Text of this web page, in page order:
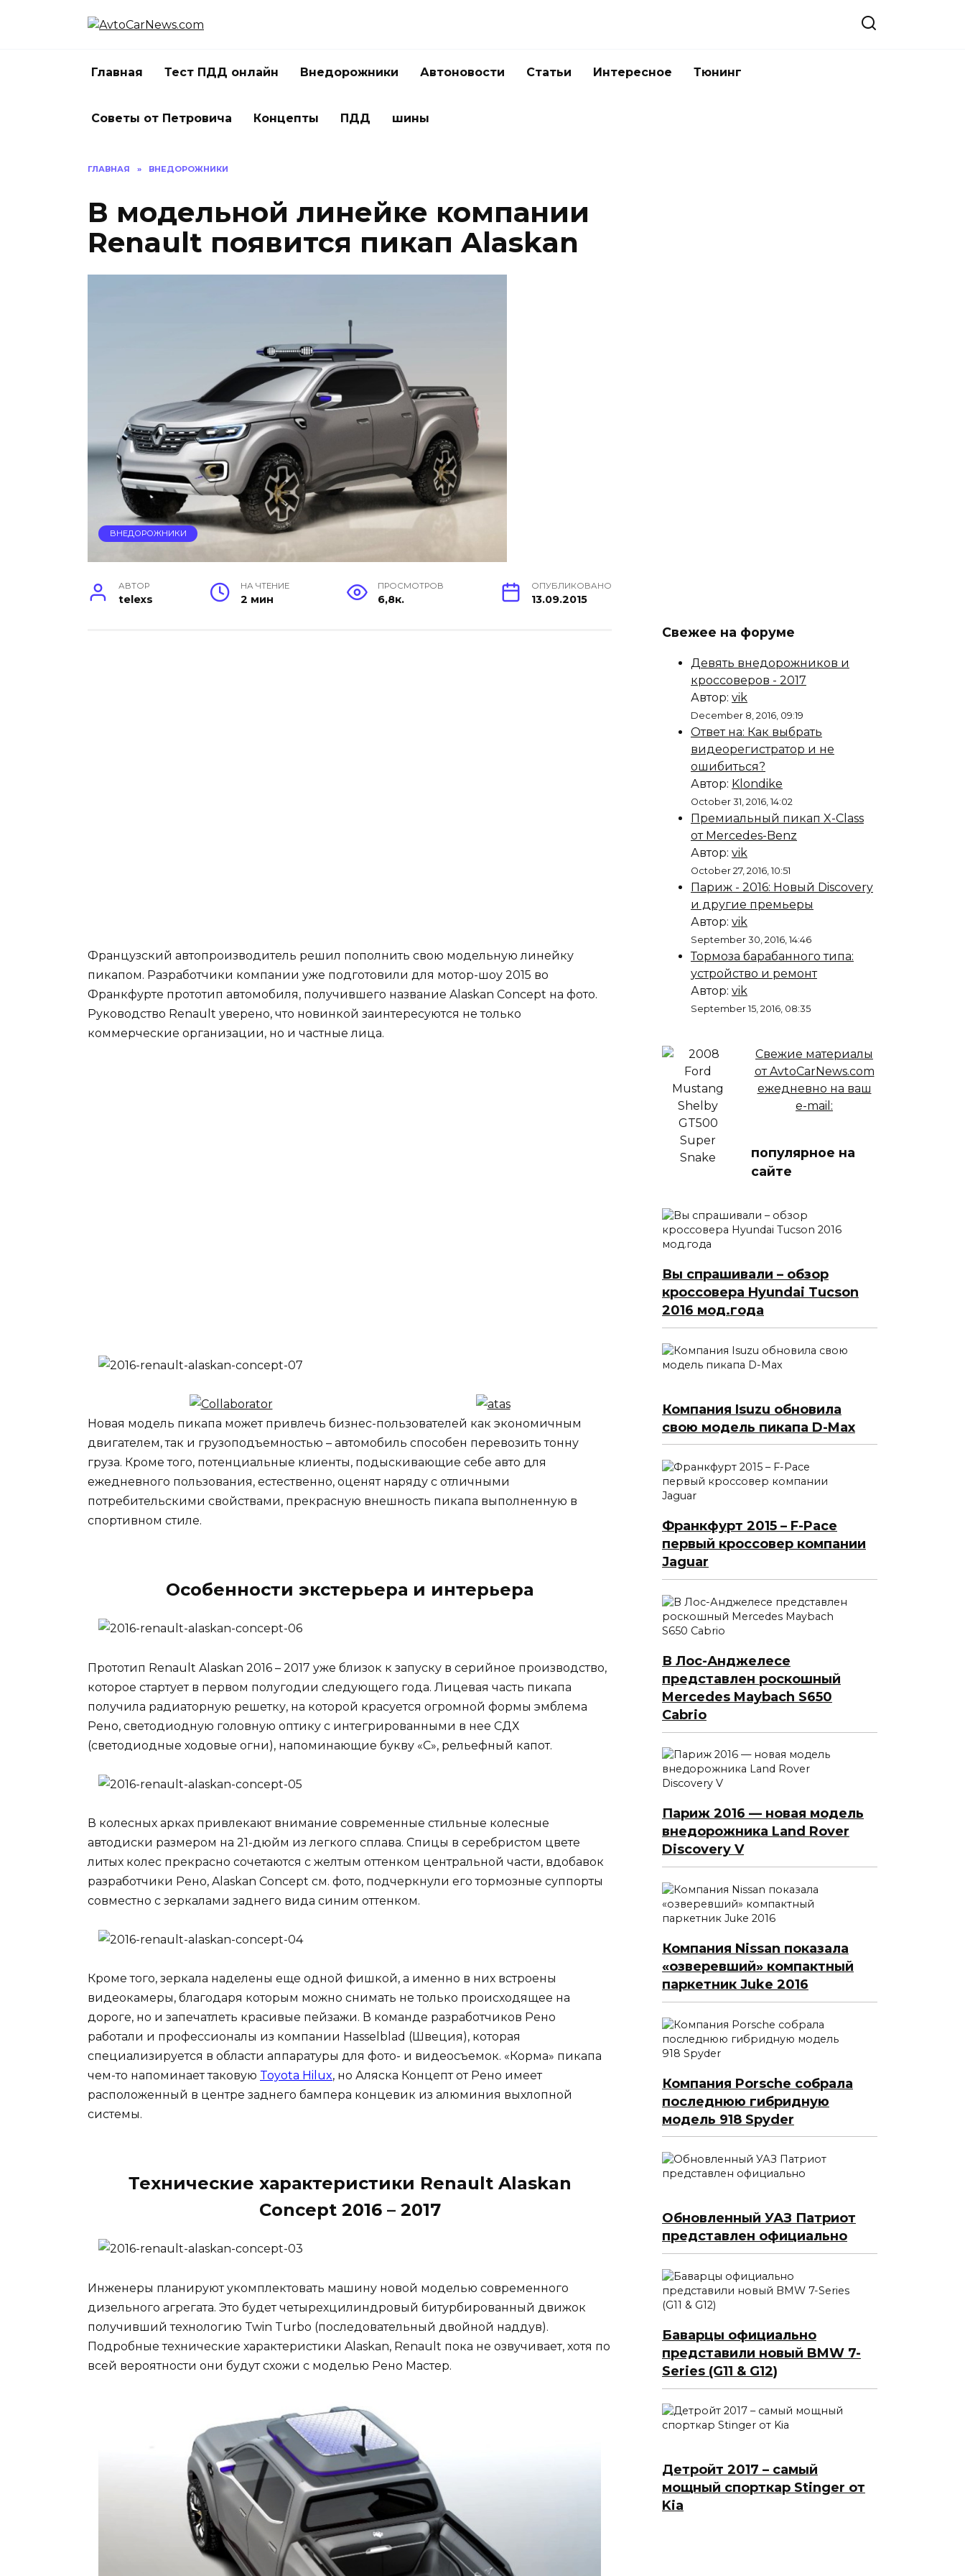
Главная Тест ПДД онлайн Внедорожники Автоновости Статьи Интересное Тюнинг
Советы от Петровича Концепты ПДД шины
ГЛАВНАЯ » ВНЕДОРОЖНИКИ
В модельной линейке компании
Renault появится пикап Alaskan
ВНЕДОРОЖНИКИ
АВТОР
telexs
НА ЧТЕНИЕ
2 мин
ПРОСМОТРОВ
6,8к.
ОПУБЛИКОВАНО
13.09.2015
Французский автопроизводитель решил пополнить свою модельную линейку
пикапом. Разработчики компании уже подготовили для мотор-шоу 2015 во
Франкфурте прототип автомобиля, получившего название Alaskan Concept на фото.
Руководство Renault уверено, что новинкой заинтересуются не только
коммерческие организации, но и частные лица.
Новая модель пикапа может привлечь бизнес-пользователей как экономичным
двигателем, так и грузоподъемностью – автомобиль способен перевозить тонну
груза. Кроме того, потенциальные клиенты, подыскивающие себе авто для
ежедневного пользования, естественно, оценят наряду с отличными
потребительскими свойствами, прекрасную внешность пикапа выполненную в
спортивном стиле.
Особенности экстерьера и интерьера
Прототип Renault Alaskan 2016 – 2017 уже близок к запуску в серийное производство,
которое стартует в первом полугодии следующего года. Лицевая часть пикапа
получила радиаторную решетку, на которой красуется огромной формы эмблема
Рено, светодиодную головную оптику с интегрированными в нее СДХ
(светодиодные ходовые огни), напоминающие букву «C», рельефный капот.
В колесных арках привлекают внимание современные стильные колесные
автодиски размером на 21-дюйм из легкого сплава. Спицы в серебристом цвете
литых колес прекрасно сочетаются с желтым оттенком центральной части, вдобавок
разработчики Рено, Alaskan Concept см. фото, подчеркнули его тормозные суппорты
совместно с зеркалами заднего вида синим оттенком.
Кроме того, зеркала наделены еще одной фишкой, а именно в них встроены
видеокамеры, благодаря которым можно снимать не только происходящее на
дороге, но и запечатлеть красивые пейзажи. В команде разработчиков Рено
работали и профессионалы из компании Hasselblad (Швеция), которая
специализируется в области аппаратуры для фото- и видеосъемок. «Корма» пикапа
чем-то напоминает таковую Toyota Hilux, но Аляска Концепт от Рено имеет
расположенный в центре заднего бампера концевик из алюминия выхлопной
системы.
Технические характеристики Renault Alaskan
Concept 2016 – 2017
Инженеры планируют укомплектовать машину новой моделью современного
дизельного агрегата. Это будет четырехцилиндровый битурбированный движок
получивший технологию Twin Turbo (последовательный двойной наддув).
Подробные технические характеристики Alaskan, Renault пока не озвучивает, хотя по
всей вероятности они будут схожи с моделью Рено Мастер.
Свежее на форуме
Девять внедорожников и
кроссоверов - 2017
Автор: vik
December 8, 2016, 09:19
Ответ на: Как выбрать
видеорегистратор и не
ошибиться?
Автор: Klondike
October 31, 2016, 14:02
Премиальный пикап X-Class
от Mercedes-Benz
Автор: vik
October 27, 2016, 10:51
Париж - 2016: Новый Discovery
и другие премьеры
Автор: vik
September 30, 2016, 14:46
Тормоза барабанного типа:
устройство и ремонт
Автор: vik
September 15, 2016, 08:35
Свежие материалы
от AvtoCarNews.com
ежедневно на ваш
e-mail:
популярное на
сайте
Вы спрашивали – обзор
кроссовера Hyundai Tucson
2016 мод.года
Компания Isuzu обновила
свою модель пикапа D-Max
Франкфурт 2015 – F-Pace
первый кроссовер компании
Jaguar
В Лос-Анджелесе
представлен роскошный
Mercedes Maybach S650
Cabrio
Париж 2016 — новая модель
внедорожника Land Rover
Discovery V
Компания Nissan показала
«озверевший» компактный
паркетник Juke 2016
Компания Porsche собрала
последнюю гибридную
модель 918 Spyder
Обновленный УАЗ Патриот
представлен официально
Баварцы официально
представили новый BMW 7-
Series (G11 & G12)
Детройт 2017 – самый
мощный спорткар Stinger от
Kia